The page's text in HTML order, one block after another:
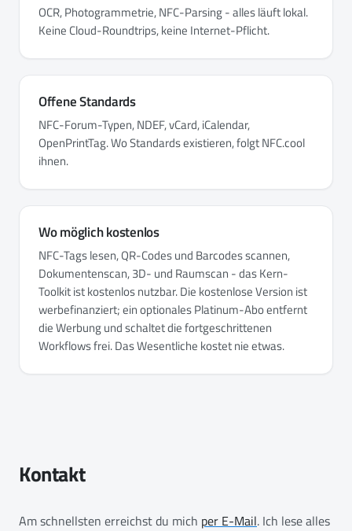
OCR, Photogrammetrie, NFC-Parsing - alles läuft lokal.
Keine Cloud-Roundtrips, keine Internet-Pflicht.
Offene Standards
NFC-Forum-Typen, NDEF, vCard, iCalendar,
OpenPrintTag. Wo Standards existieren, folgt NFC.cool
ihnen.
Wo möglich kostenlos
NFC-Tags lesen, QR-Codes und Barcodes scannen,
Dokumentenscan, 3D- und Raumscan - das Kern-
Toolkit ist kostenlos nutzbar. Die kostenlose Version ist
werbefinanziert; ein optionales Platinum-Abo entfernt
die Werbung und schaltet die fortgeschrittenen
Workflows frei. Das Wesentliche kostet nie etwas.
Kontakt
Am schnellsten erreichst du mich per E-Mail. Ich lese alles